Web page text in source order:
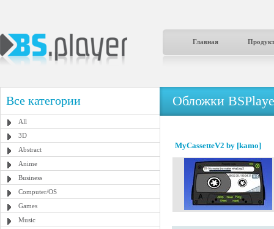
Главная
Все категории
All
3D
Abstract
Anime
Business
Computer/OS
Games
Music
Обложки
MyCassetteV2 by [kamo]